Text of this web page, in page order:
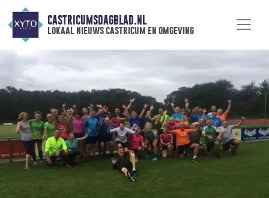
CASTRICUMSDAGBLAD.NL
lokaal nieuws castricum en omgeving